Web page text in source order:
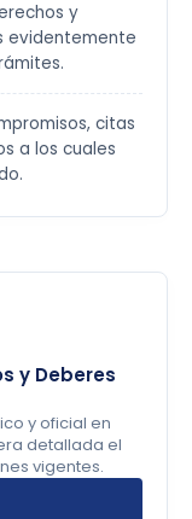
y
evidentemente
citas
a los cuales
y Deberes
y oficial en
detallada el
vigentes.